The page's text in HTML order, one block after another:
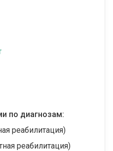
по диагнозам:
реабилитация)
реабилитация)